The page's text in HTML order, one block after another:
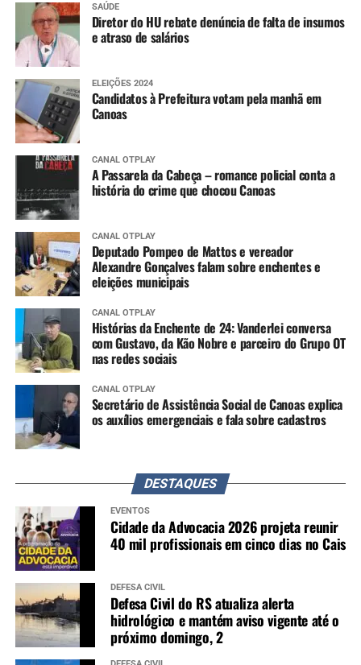
SAÚDE
Diretor do HU rebate denúncia de falta de insumos
e atraso de salários
ELEIÇÕES 2024
Candidatos à Prefeitura votam pela manhã em
Canoas
CANAL OTPLAY
A Passarela da Cabeça – romance policial conta a
história do crime que chocou Canoas
CANAL OTPLAY
Deputado Pompeo de Mattos e vereador
Alexandre Gonçalves falam sobre enchentes e
eleições municipais
CANAL OTPLAY
Histórias da Enchente de 24: Vanderlei conversa
com Gustavo, da Kão Nobre e parceiro do Grupo OT
nas redes sociais
CANAL OTPLAY
Secretário de Assistência Social de Canoas explica
os auxílios emergenciais e fala sobre cadastros
DESTAQUES
EVENTOS
Cidade da Advocacia 2026 projeta reunir
40 mil profissionais em cinco dias no Cais
DEFESA CIVIL
Defesa Civil do RS atualiza alerta
hidrológico e mantém aviso vigente até o
próximo domingo, 2